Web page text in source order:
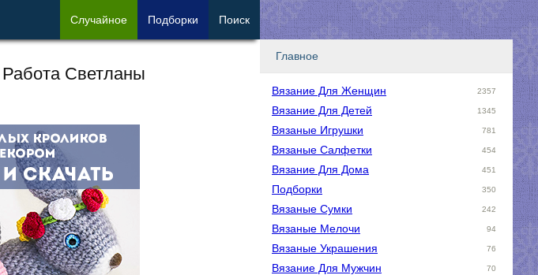
Светланы
Главное
Вязание Для Женщин 2357
Вязание Для Детей 1345
Вязаные Игрушки 781
Вязаные Салфетки 454
Вязание Для Дома 451
Подборки 350
Вязаные Сумки 242
Вязаные Мелочи 94
Вязаные Украшения 76
Вязание Для Мужчин 70
Случайное Подборки Поиск